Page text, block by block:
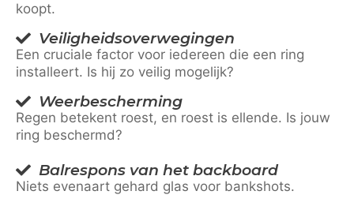
koopt.
Veiligheidsoverwegingen
Een cruciale factor voor iedereen die een ring
installeert. Is hij zo veilig mogelijk?
Weerbescherming
Regen betekent roest, en roest is ellende. Is jouw
ring beschermd?
Balrespons van het backboard
Niets evenaart gehard glas voor bankshots.